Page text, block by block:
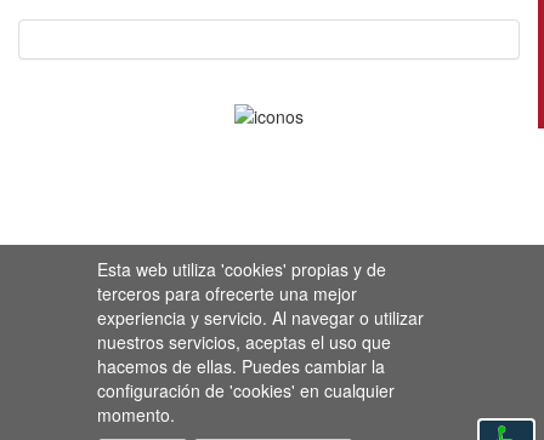
Esta web utiliza 'cookies' propias y de
terceros para ofrecerte una mejor
experiencia y servicio. Al navegar o utilizar
nuestros servicios, aceptas el uso que
hacemos de ellas. Puedes cambiar la
configuración de 'cookies' en cualquier
momento.